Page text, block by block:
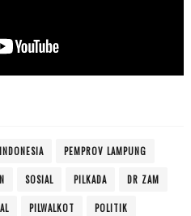
INDONESIA PEMPROV LAMPUNG
SOSIAL PILKADA DR ZAM
PILWALKOT POLITIK